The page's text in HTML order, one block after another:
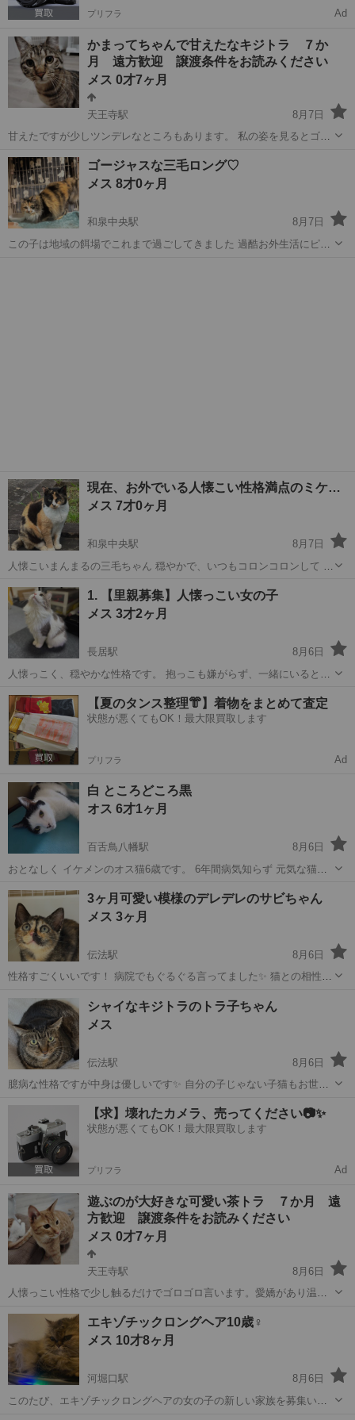
プリフラ Ad
かまってちゃんで甘えたなキジトラ ７か
月 遠方歓迎 譲渡条件をお読みください
メス 0才7ヶ月
天王寺駅
8月7日
甘えたですが少しツンデレなところもあります。 私の姿を見るとゴロ
言います。かまってちゃんでとても甘えたです。 尻尾は短いカギ尻尾
です。 初対面の人に対しては...
大阪 大阪市 猫 条件
ゴージャスな三毛ロング♡
メス 8才0ヶ月
和泉中央駅
8月7日
この子は地域の餌場でこれまで過ごしてきました 過酷お外生活にピリ
現在、お外でいる人懐こい性格満点のミケ…
メス 7才0ヶ月
和泉中央駅
8月7日
人懐こいまんまるの三毛ちゃん 穏やかで、いつもコロンコロンして 甘
のお外生活にピリオドを打たせてあげたくて募集させていただきまし
た。 もし、里親に考えて下...
大阪 和泉市 和泉中央駅 猫 トライアル
1. 【里親募集】人懐っこい女の子
メス 3才2ヶ月
長居駅
8月6日
人懐っこく、穏やかな性格です。 抱っこも嫌がらず、一緒にいるとと
ません。 • 名前：◯◯ • 性別：オス / メス • 年齢：生後3歳 • 種類：ラ
ガマ...
大阪 大阪市 長居駅 猫
【夏のタンス整理👘】着物をまとめて査定
状態が悪くてもOK！最大限買取します
プリフラ Ad
白 ところどころ黒
オス 6才1ヶ月
百舌鳥八幡駅
8月6日
おとなしく イケメンのオス猫6歳です。 6年間病気知らず 元気な猫で
大阪 堺市 百舌鳥八幡駅
3ヶ月可愛い模様のデレデレのサビちゃん
メス 3ヶ月
伝法駅
8月6日
性格すごくいいです！ 病院でもぐるぐる言ってました✨ 猫との相性も
ちゃ飼いやすい子です✨✨
大阪市 伝法駅
シャイなキジトラのトラ子ちゃん
メス
伝法駅
8月6日
臆病な性格ですが中身は優しいです✨ 自分の子じゃない子猫もお世話
避妊手術済み 優しい可愛い子です✨ 気軽に見に来てください🎶
伝法駅
【求】壊れたカメラ、売ってください📷✨
状態が悪くてもOK！最大限買取します
プリフラ Ad
遊ぶのが大好きな可愛い茶トラ ７か月 遠
方歓迎 譲渡条件をお読みください
メス 0才7ヶ月
天王寺駅
8月6日
人懐っこい性格で少し触るだけでゴロゴロ言います。愛嬌があり温厚
に入ると一目散にオモチャ箱に走って行って猫じゃらしを探します。
見た目は少しエラが張っています...
大阪 大阪市 天王寺駅
エキゾチックロングヘア10歳♀
メス 10才8ヶ月
河堀口駅
8月6日
このたび、エキゾチックロングヘアの女の子の新しい家族を募集いた